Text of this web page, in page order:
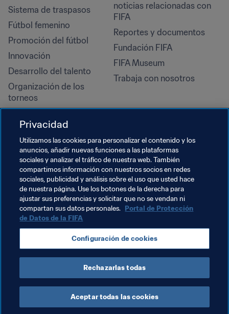
Sistema de traspasos
Fútbol femenino
Promoción del fútbol
Innovación
Desarrollo del talento
Organización de los
torneos
Derechos humanos y lucha
contra la discriminación
Salud y atención médica
Iniciativas educativas
noticias relacionadas con
FIFA
Reportes y documentos
Fundación FIFA
FIFA Museum
Trabaja con nosotros
TÉRMINOS DE SERVICIO
PORTAL DE PROTECCIÓN DE DATOS DE LA FIFA
DESCÁRGALO
CONFIGURACIÓN DE COOKIES
Copyright © 1994 - 2025 FIFA. Reservados todos los derechos.
Cookie Settings
Privacidad
Utilizamos las cookies para personalizar el contenido y los
anuncios, añadir nuevas funciones a las plataformas
sociales y analizar el tráfico de nuestra web. También
compartimos información con nuestros socios en redes
sociales, publicidad y análisis sobre el uso que usted hace
de nuestra página. Use los botones de la derecha para
ajustar sus preferencias y solicitar que no se vendan ni
compartan sus datos personales. Portal de Protección
de Datos de la FIFA
Configuración de cookies
Rechazarlas todas
Aceptar todas las cookies